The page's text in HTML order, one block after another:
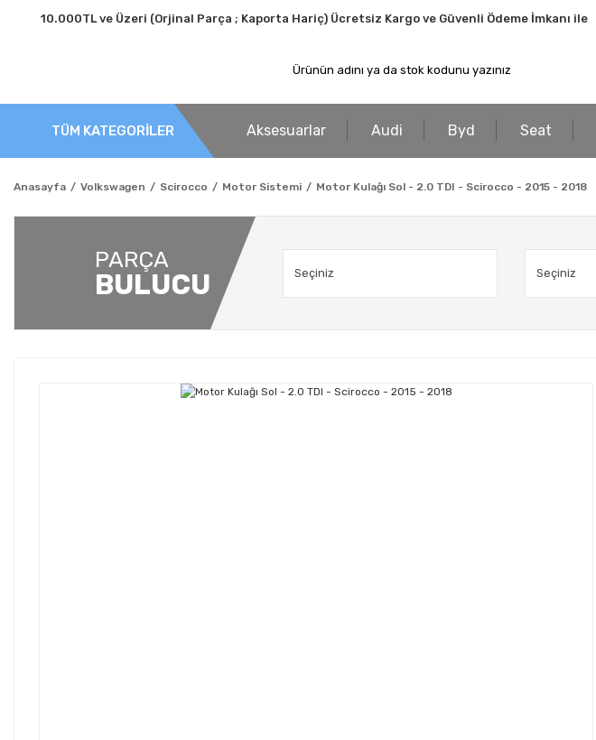
10.000TL ve Üzeri (Orjinal Parça ; Kaporta Hariç) Ücretsiz Kargo ve Güvenli Ödeme İmkanı ile
TÜM KATEGORİLER Aksesuarlar Audi Byd Seat
Anasayfa Volkswagen Scirocco Motor Sistemi Motor Kulağı Sol - 2.0 TDI - Scirocco - 2015 - 2018
PARÇA
BULUCU